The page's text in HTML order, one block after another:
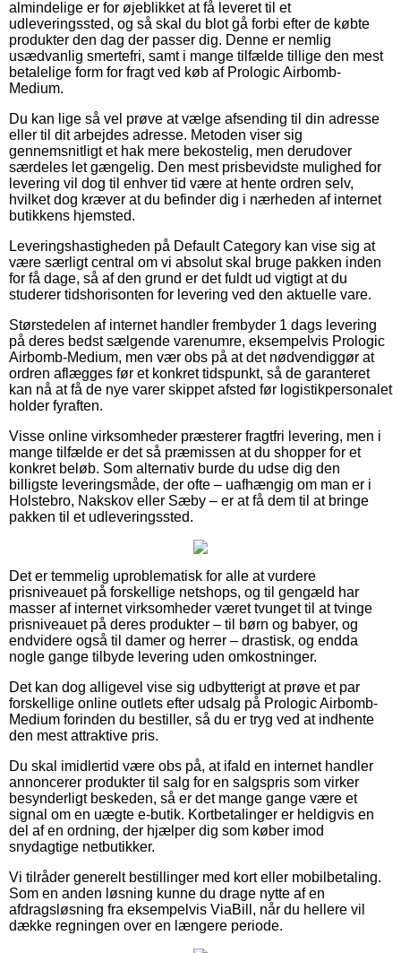
almindelige er for øjeblikket at få leveret til et
udleveringssted, og så skal du blot gå forbi efter de købte
produkter den dag der passer dig. Denne er nemlig
usædvanlig smertefri, samt i mange tilfælde tillige den mest
betalelige form for fragt ved køb af Prologic Airbomb-
Medium.
Du kan lige så vel prøve at vælge afsending til din adresse
eller til dit arbejdes adresse. Metoden viser sig
gennemsnitligt et hak mere bekostelig, men derudover
særdeles let gængelig. Den mest prisbevidste mulighed for
levering vil dog til enhver tid være at hente ordren selv,
hvilket dog kræver at du befinder dig i nærheden af internet
butikkens hjemsted.
Leveringshastigheden på Default Category kan vise sig at
være særligt central om vi absolut skal bruge pakken inden
for få dage, så af den grund er det fuldt ud vigtigt at du
studerer tidshorisonten for levering ved den aktuelle vare.
Størstedelen af internet handler frembyder 1 dags levering
på deres bedst sælgende varenumre, eksempelvis Prologic
Airbomb-Medium, men vær obs på at det nødvendiggør at
ordren aflægges før et konkret tidspunkt, så de garanteret
kan nå at få de nye varer skippet afsted før logistikpersonalet
holder fyraften.
Visse online virksomheder præsterer fragtfri levering, men i
mange tilfælde er det så præmissen at du shopper for et
konkret beløb. Som alternativ burde du udse dig den
billigste leveringsmåde, der ofte – uafhængig om man er i
Holstebro, Nakskov eller Sæby – er at få dem til at bringe
pakken til et udleveringssted.
Det er temmelig uproblematisk for alle at vurdere
prisniveauet på forskellige netshops, og til gengæld har
masser af internet virksomheder været tvunget til at tvinge
prisniveauet på deres produkter – til børn og babyer, og
endvidere også til damer og herrer – drastisk, og endda
nogle gange tilbyde levering uden omkostninger.
Det kan dog alligevel vise sig udbytterigt at prøve et par
forskellige online outlets efter udsalg på Prologic Airbomb-
Medium forinden du bestiller, så du er tryg ved at indhente
den mest attraktive pris.
Du skal imidlertid være obs på, at ifald en internet handler
annoncerer produkter til salg for en salgspris som virker
besynderligt beskeden, så er det mange gange være et
signal om en uægte e-butik. Kortbetalinger er heldigvis en
del af en ordning, der hjælper dig som køber imod
snydagtige netbutikker.
Vi tilråder generelt bestillinger med kort eller mobilbetaling.
Som en anden løsning kunne du drage nytte af en
afdragsløsning fra eksempelvis ViaBill, når du hellere vil
dække regningen over en længere periode.